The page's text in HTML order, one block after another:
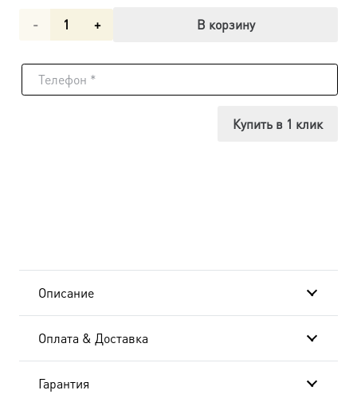
Количество
Преподобный
В корзину
Купить в 1 клик
Описание
Оплата & Доставка
Гарантия